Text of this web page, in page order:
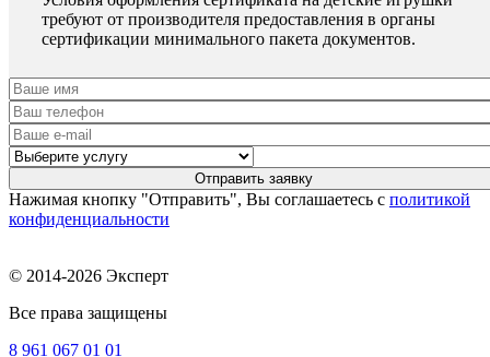
требуют от производителя предоставления в органы
сертификации минимального пакета документов.
Нажимая кнопку "Отправить", Вы соглашаетесь с политикой
конфиденциальности
© 2014-2026 Эксперт
Все права защищены
8 961 067 01 01